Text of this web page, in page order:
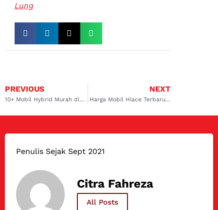
Lung
PREVIOUS
10+ Mobil Hybrid Murah di Indonesia Berkualitas Terbaik
NEXT
Harga Mobil Hiace Terbaru dan Spesifikasi Lengkapnya!
Penulis Sejak Sept 2021
Citra Fahreza
All Posts